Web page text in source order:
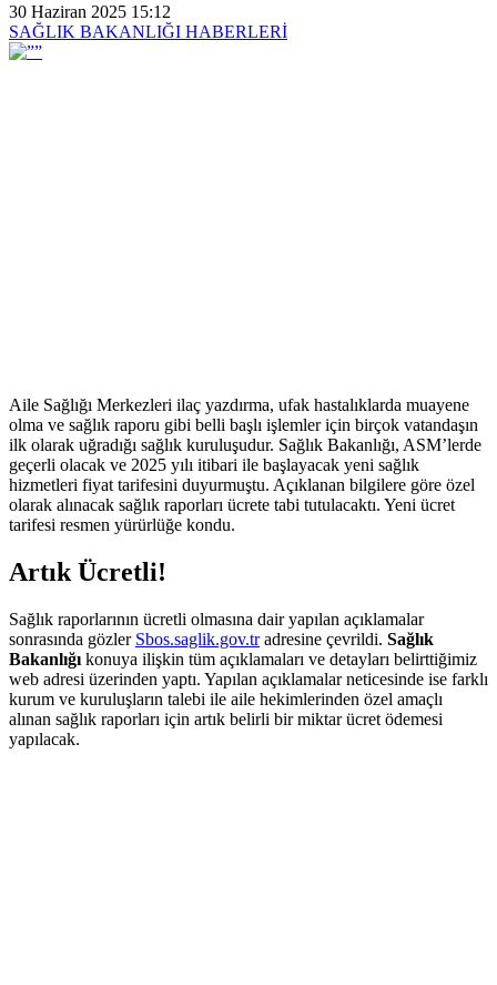
30 Haziran 2025 15:12
SAĞLIK BAKANLIĞI HABERLERİ
Aile Sağlığı Merkezleri ilaç yazdırma, ufak hastalıklarda muayene
olma ve sağlık raporu gibi belli başlı işlemler için birçok vatandaşın
ilk olarak uğradığı sağlık kuruluşudur. Sağlık Bakanlığı, ASM’lerde
geçerli olacak ve 2025 yılı itibari ile başlayacak yeni sağlık
hizmetleri fiyat tarifesini duyurmuştu. Açıklanan bilgilere göre özel
olarak alınacak sağlık raporları ücrete tabi tutulacaktı. Yeni ücret
tarifesi resmen yürürlüğe kondu.
Artık Ücretli!
Sağlık raporlarının ücretli olmasına dair yapılan açıklamalar
sonrasında gözler Sbos.saglik.gov.tradresine çevrildi. Sağlık
Bakanlığı konuya ilişkin tüm açıklamaları ve detayları belirttiğimiz
web adresi üzerinden yaptı. Yapılan açıklamalar neticesinde ise farklı
kurum ve kuruluşların talebi ile aile hekimlerinden özel amaçlı
alınan sağlık raporları için artık belirli bir miktar ücret ödemesi
yapılacak.